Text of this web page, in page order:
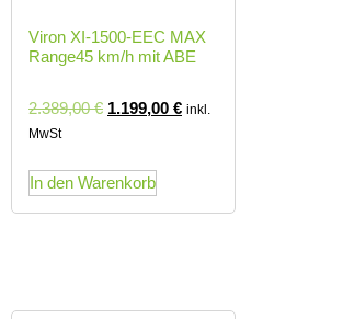
Viron XI-1500-EEC MAX
Range45 km/h mit ABE
2.389,00€ 1.199,00 € inkl.
MwSt
In den Warenkorb